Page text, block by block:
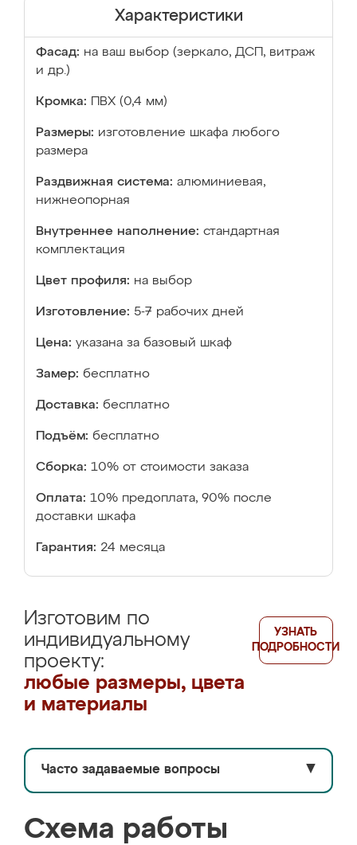
Характеристики
Фасад: на ваш выбор (зеркало, ДСП, витраж
и др.)
Кромка: ПВХ (0,4 мм)
Размеры: изготовление шкафа любого
размера
Раздвижная система: алюминиевая,
нижнеопорная
Внутреннее наполнение: стандартная
комплектация
Цвет профиля: на выбор
Изготовление: 5-7 рабочих дней
Цена: указана за базовый шкаф
Замер: бесплатно
Доставка: бесплатно
Подъём: бесплатно
Сборка: 10% от стоимости заказа
Оплата: 10% предоплата, 90% после
доставки шкафа
Гарантия: 24 месяца
Изготовим по
индивидуальному
проекту:
любые размеры, цвета
и материалы
УЗНАТЬ
ПОДРОБНОСТИ
Часто задаваемые вопросы ▼
Схема работы